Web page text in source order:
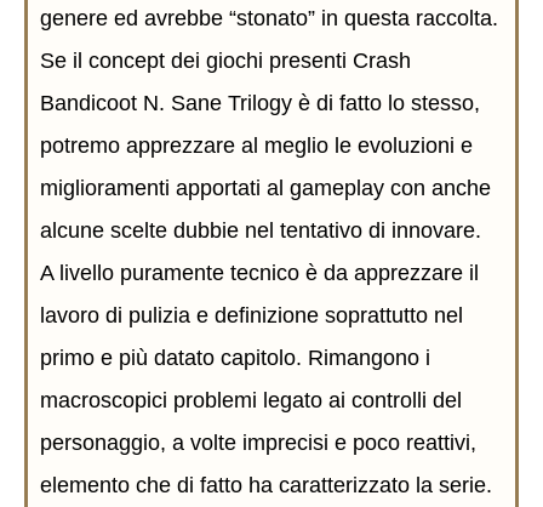
genere ed avrebbe “stonato” in questa raccolta.
Se il concept dei giochi presenti Crash
Bandicoot N. Sane Trilogy è di fatto lo stesso,
potremo apprezzare al meglio le evoluzioni e
miglioramenti apportati al gameplay con anche
alcune scelte dubbie nel tentativo di innovare.
A livello puramente tecnico è da apprezzare il
lavoro di pulizia e definizione soprattutto nel
primo e più datato capitolo. Rimangono i
macroscopici problemi legato ai controlli del
personaggio, a volte imprecisi e poco reattivi,
elemento che di fatto ha caratterizzato la serie.